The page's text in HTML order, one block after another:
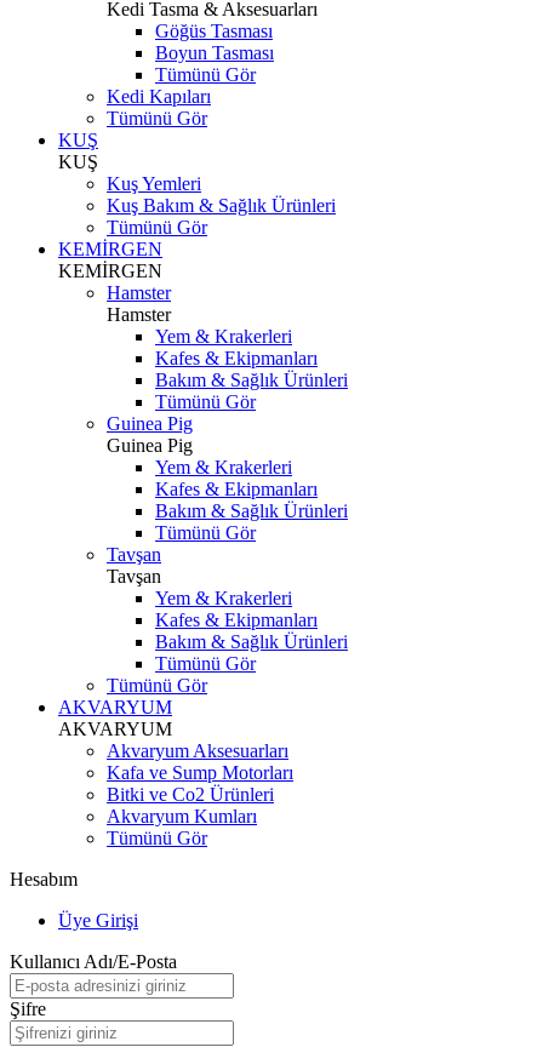
Kedi Tasma & Aksesuarları
Göğüs Tasması
Boyun Tasması
Tümünü Gör
Kedi Kapıları
Tümünü Gör
KUŞ
KUŞ
Kuş Yemleri
Kuş Bakım & Sağlık Ürünleri
Tümünü Gör
KEMİRGEN
KEMİRGEN
Hamster
Hamster
Yem & Krakerleri
Kafes & Ekipmanları
Bakım & Sağlık Ürünleri
Tümünü Gör
Guinea Pig
Guinea Pig
Yem & Krakerleri
Kafes & Ekipmanları
Bakım & Sağlık Ürünleri
Tümünü Gör
Tavşan
Tavşan
Yem & Krakerleri
Kafes & Ekipmanları
Bakım & Sağlık Ürünleri
Tümünü Gör
Tümünü Gör
AKVARYUM
AKVARYUM
Akvaryum Aksesuarları
Kafa ve Sump Motorları
Bitki ve Co2 Ürünleri
Akvaryum Kumları
Tümünü Gör
Hesabım
Üye Girişi
Kullanıcı Adı/E-Posta
Şifre